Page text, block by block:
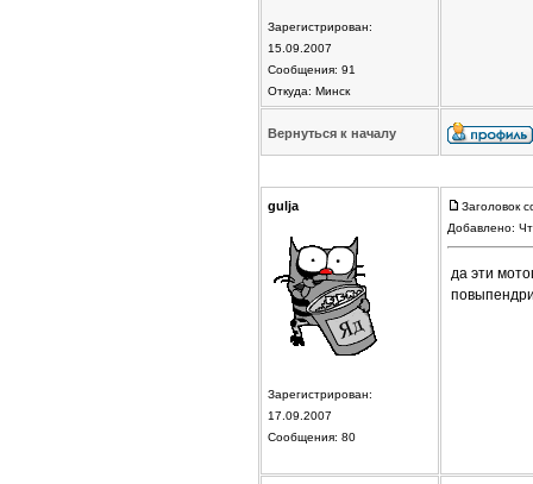
Зарегистрирован:
15.09.2007
Сообщения: 91
Откуда: Минск
Вернуться к началу
gulja
Зарегистрирован:
17.09.2007
Сообщения: 80
Заголовок
Добавлено:
да эти